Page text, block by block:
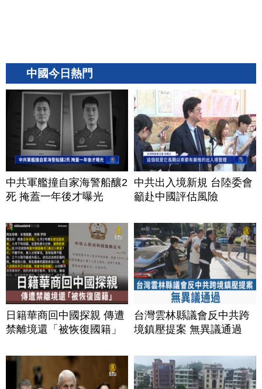
中國今日熱門
中共軍艦撞自家海警船釀2
死 掩蓋一年後才曝光
中共出入境新規 台陸委會
籲赴中國評估風險
日籍華商回中國探親 傳遭
禁離境還「被恢復國籍」
台灣雲林縣議會反中共跨
境鎮壓提案 無異議通過